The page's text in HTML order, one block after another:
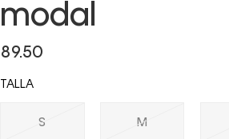
modal
89.50
TALLA
S M